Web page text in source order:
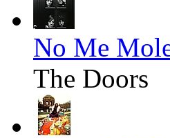
No Me
The Doors